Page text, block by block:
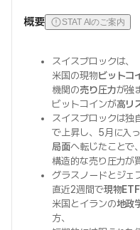
概要 STAT AIのご案内
スイスブロックは、
米国の現物ビットコ
機関の売り圧力が強
ビットコインが高リ
スイスブロックは独
で上昇し、5月に入
局面へ転じたことで、
構造的な売り圧力が
グラスノードとジェ
直近2週間で現物
米国とイランの地政
方、